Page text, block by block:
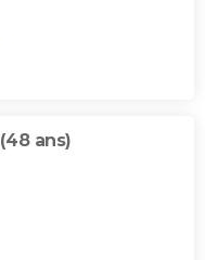
(48 ans)